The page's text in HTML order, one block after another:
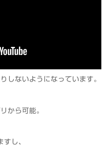
しないようになっています。
から可能。
し、